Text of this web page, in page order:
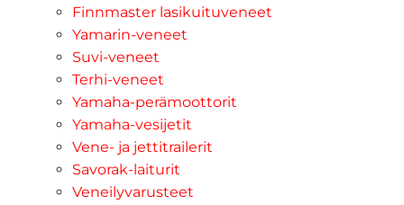
Finnmaster lasikuituveneet
Yamarin-veneet
Suvi-veneet
Terhi-veneet
Yamaha-perämoottorit
Yamaha-vesijetit
Vene- ja jettitrailerit
Savorak-laiturit
Veneilyvarusteet